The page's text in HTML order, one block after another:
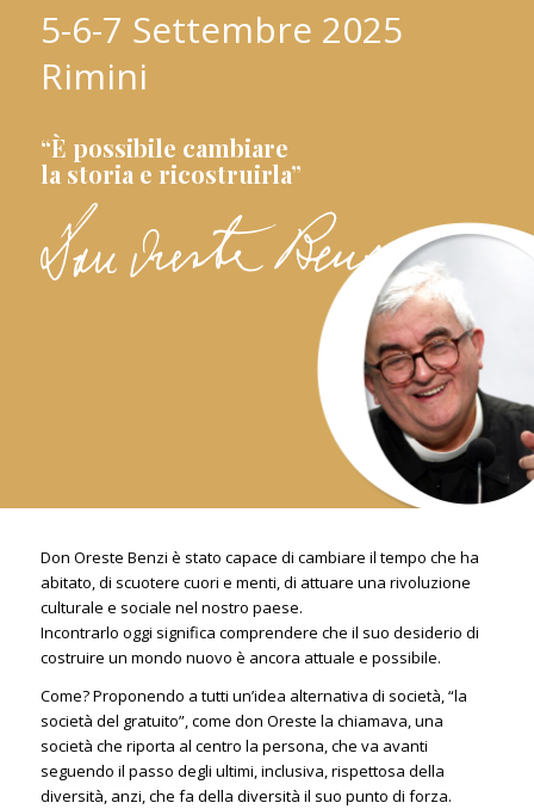
5-6-7 Settembre 2025
Rimini
“È possibile cambiare
la storia e ricostruirla”
Don Oreste Benzi è stato capace di cambiare il tempo che ha
abitato, di scuotere cuori e menti, di attuare una rivoluzione
culturale e sociale nel nostro paese.
Incontrarlo oggi significa comprendere che il suo desiderio di
costruire un mondo nuovo è ancora attuale e possibile.
Come? Proponendo a tutti un’idea alternativa di società, “la
società del gratuito”, come don Oreste la chiamava, una
società che riporta al centro la persona, che va avanti
seguendo il passo degli ultimi, inclusiva, rispettosa della
diversità, anzi, che fa della diversità il suo punto di forza.